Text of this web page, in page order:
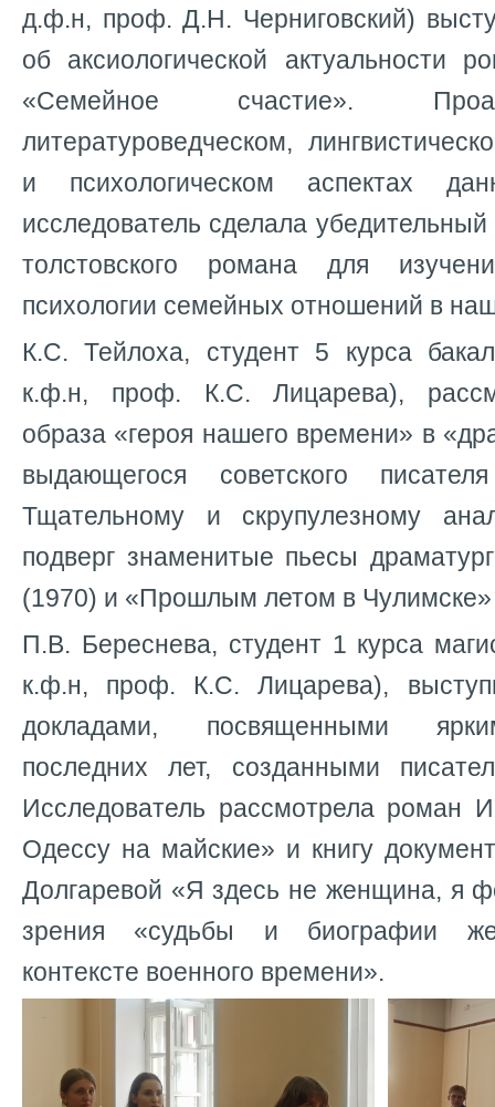
д.ф.н, проф. Д.Н. Черниговский)
об аксиологической актуальности
«Семейное счастие».
литературоведческом,
и психологическом аспектах
исследователь сделала
толстовского романа для
психологии семейных отношений в
К.С. Тейлоха, студент 5 курса
к.ф.н, проф. К.С. Лицарева),
образа «героя нашего времени» в
выдающегося советского
Тщательному и скрупулезному
подверг знаменитые пьесы
(1970) и «Прошлым летом в
П.В. Береснева, студент 1 курса
к.ф.н, проф. К.С. Лицарева),
докладами, посвященными
последних лет, созданными
Исследователь рассмотрела роман
Одессу на майские» и книгу
Долгаревой «Я здесь не женщина, я
зрения «судьбы и биографии
контексте военного времени».